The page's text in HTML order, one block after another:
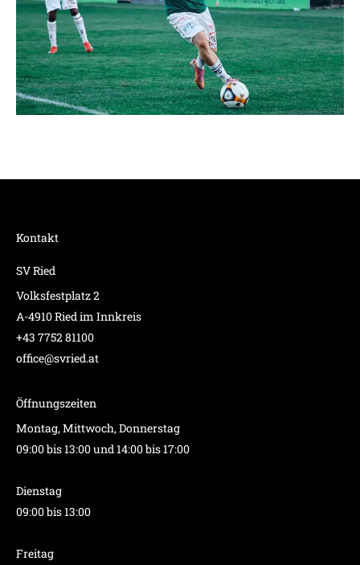
Kontakt
SV Ried
Volksfestplatz 2
A-4910 Ried im Innkreis
+43 7752 81100
office@svried.at
Öffnungszeiten
Montag, Mittwoch, Donnerstag
09:00 bis 13:00 und 14:00 bis 17:00
Dienstag
09:00 bis 13:00
Freitag